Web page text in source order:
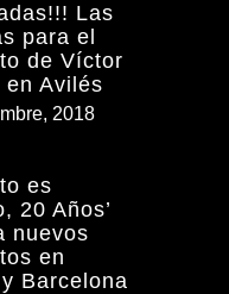
Las
para el
de Víctor
en Avilés
2018
es
20 Años’
nuevos
en
Barcelona